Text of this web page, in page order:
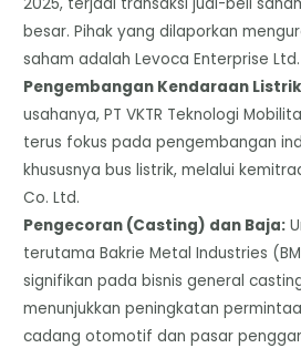
besar. Pihak yang dilaporkan
saham adalah Levoca Enterprise Ltd.
Pengembangan Kendaraan
usahanya, PT VKTR Teknologi
terus fokus pada pengembangan
khususnya bus listrik, melalui
Co. Ltd.
​Pengecoran (Casting) dan Baja:
terutama Bakrie Metal Industries
signifikan pada bisnis general
menunjukkan peningkatan
cadang otomotif dan pasar